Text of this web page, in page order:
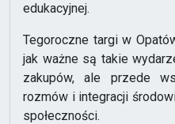
edukacyjnej.
Tegoroczne targi w
jak ważne są takie
zakupów, ale przede
rozmów i integracji
społeczności.